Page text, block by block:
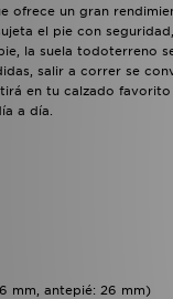
ofrece un gran
el pie con
la suela
salir a correr se
en tu calzado
a día.
mm, antepié: 26 mm)